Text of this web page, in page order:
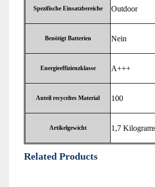
Spezifische Einsatzbereiche ‎Outdoor
Benötigt Batterien ‎Nein
Energieeffizienzklasse ‎A+++
Anteil recyceltes Material ‎100
Artikelgewicht ‎1,7
Related Products